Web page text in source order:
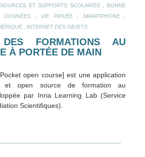
ET SUPPORTS SCOLAIRES.
BONNE
DONNÉES VIE PRIVÉE. SMARTPHONE.
. INTERNET DES OBJETS
FORMATIONS AU
À PORTÉE DE MAIN
open course] est une application
et open source de formation au
par Inria Learning Lab (Service
Scientifiques).